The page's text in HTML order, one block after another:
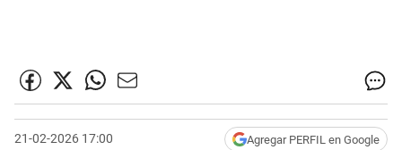
21-02-2026 17:00 Agregar PERFIL en Google